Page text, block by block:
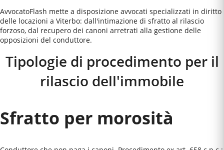
AvvocatoFlash mette a disposizione avvocati specializzati in diritto
delle locazioni a Viterbo: dall'intimazione di sfratto al rilascio
forzoso, dal recupero dei canoni arretrati alla gestione delle
opposizioni del conduttore.
Tipologie di procedimento per il
rilascio dell'immobile
Sfratto per morosità